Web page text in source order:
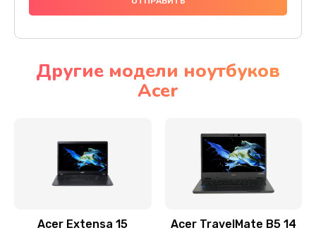
Ремонт подсветки
Настройка BIOS
Замена видеочипа
Заказать
Другие модели ноутбуков
Acer
Acer Extensa 15 Acer TravelMate B5 14